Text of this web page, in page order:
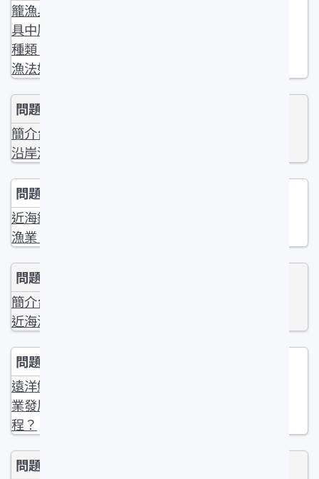
籠漁具在漁
具中屬於何
種類？基本
漁法如何？
簡介台灣的
沿岸漁業？
近海鏢旗魚
漁業？
簡介台灣的
近海漁業？
遠洋魷釣漁
業發展過
程？